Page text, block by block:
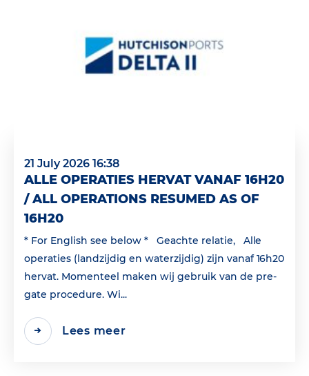
21 July 2026 16:38
ALLE OPERATIES HERVAT VANAF 16H20
/ ALL OPERATIONS RESUMED AS OF
16H20
* For English see below * Geachte relatie, Alle
operaties (landzijdig en waterzijdig) zijn vanaf 16h20
hervat. Momenteel maken wij gebruik van de pre-
gate procedure. Wi...
Lees meer